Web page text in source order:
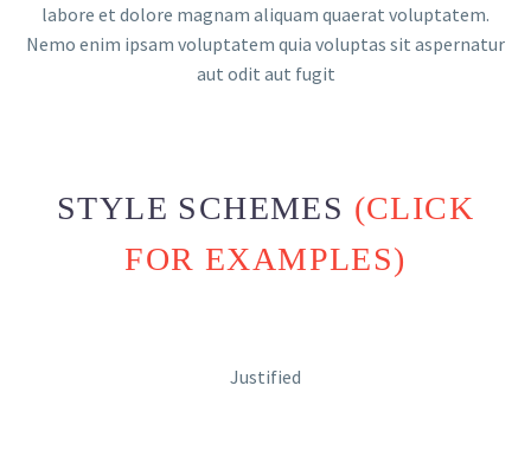
labore et dolore magnam aliquam quaerat voluptatem.
Nemo enim ipsam voluptatem quia voluptas sit aspernatur
aut odit aut fugit
STYLE SCHEMES (CLICK
FOR EXAMPLES)
Justified